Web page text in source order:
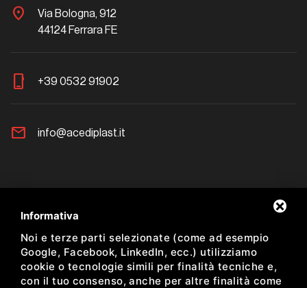
location_on
Via Bologna, 912
44124 Ferrara FE
phone_iphone +39 0532 91902
mail info@acediplast.it
Newsletter
Resta aggiornato sulle nostre proposte
Informativa
Noi e terze parti selezionate (come ad esempio
Google, Facebook, LinkedIn, ecc.) utilizziamo
cookie o tecnologie simili per finalità tecniche e,
con il tuo consenso, anche per altre finalità come